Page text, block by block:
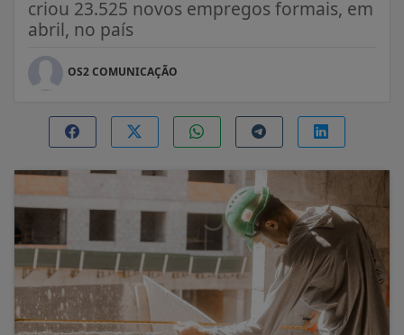
criou 23.525 novos empregos formais, em
abril, no país
OS2 COMUNICAÇÃO